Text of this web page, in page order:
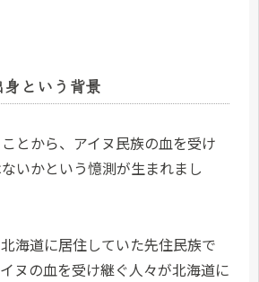
という背景
とから、アイヌ民族の血を受け
いかという憶測が生まれまし
海道に居住していた先住民族で
ヌの血を受け継ぐ人々が北海道に